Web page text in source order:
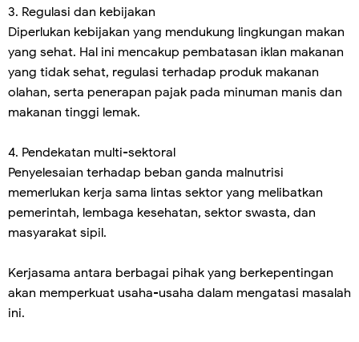
3. Regulasi dan kebijakan
Diperlukan kebijakan yang mendukung lingkungan makan
yang sehat. Hal ini mencakup pembatasan iklan makanan
yang tidak sehat, regulasi terhadap produk makanan
olahan, serta penerapan pajak pada minuman manis dan
makanan tinggi lemak.
4. Pendekatan multi-sektoral
Penyelesaian terhadap beban ganda malnutrisi
memerlukan kerja sama lintas sektor yang melibatkan
pemerintah, lembaga kesehatan, sektor swasta, dan
masyarakat sipil.
Kerjasama antara berbagai pihak yang berkepentingan
akan memperkuat usaha-usaha dalam mengatasi masalah
ini.